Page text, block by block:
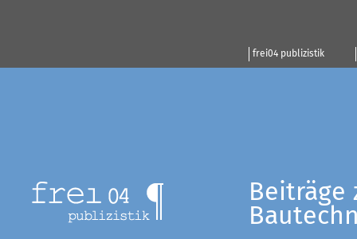
frei04 publizistik
Beiträge